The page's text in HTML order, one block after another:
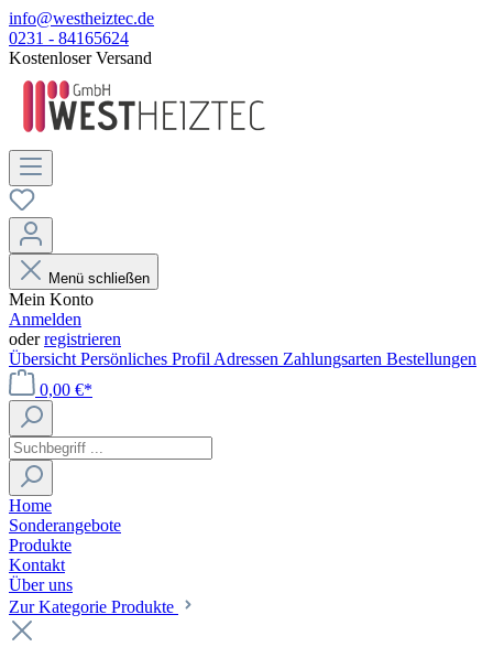
info@westheiztec.de
0231 - 84165624
Kostenloser Versand
Menü schließen
Mein Konto
Anmelden
oderregistrieren
Übersicht Persönliches Profil Adressen Zahlungsarten Bestellungen
0,00 €*
Home
Sonderangebote
Produkte
Kontakt
Über uns
Zur Kategorie Produkte